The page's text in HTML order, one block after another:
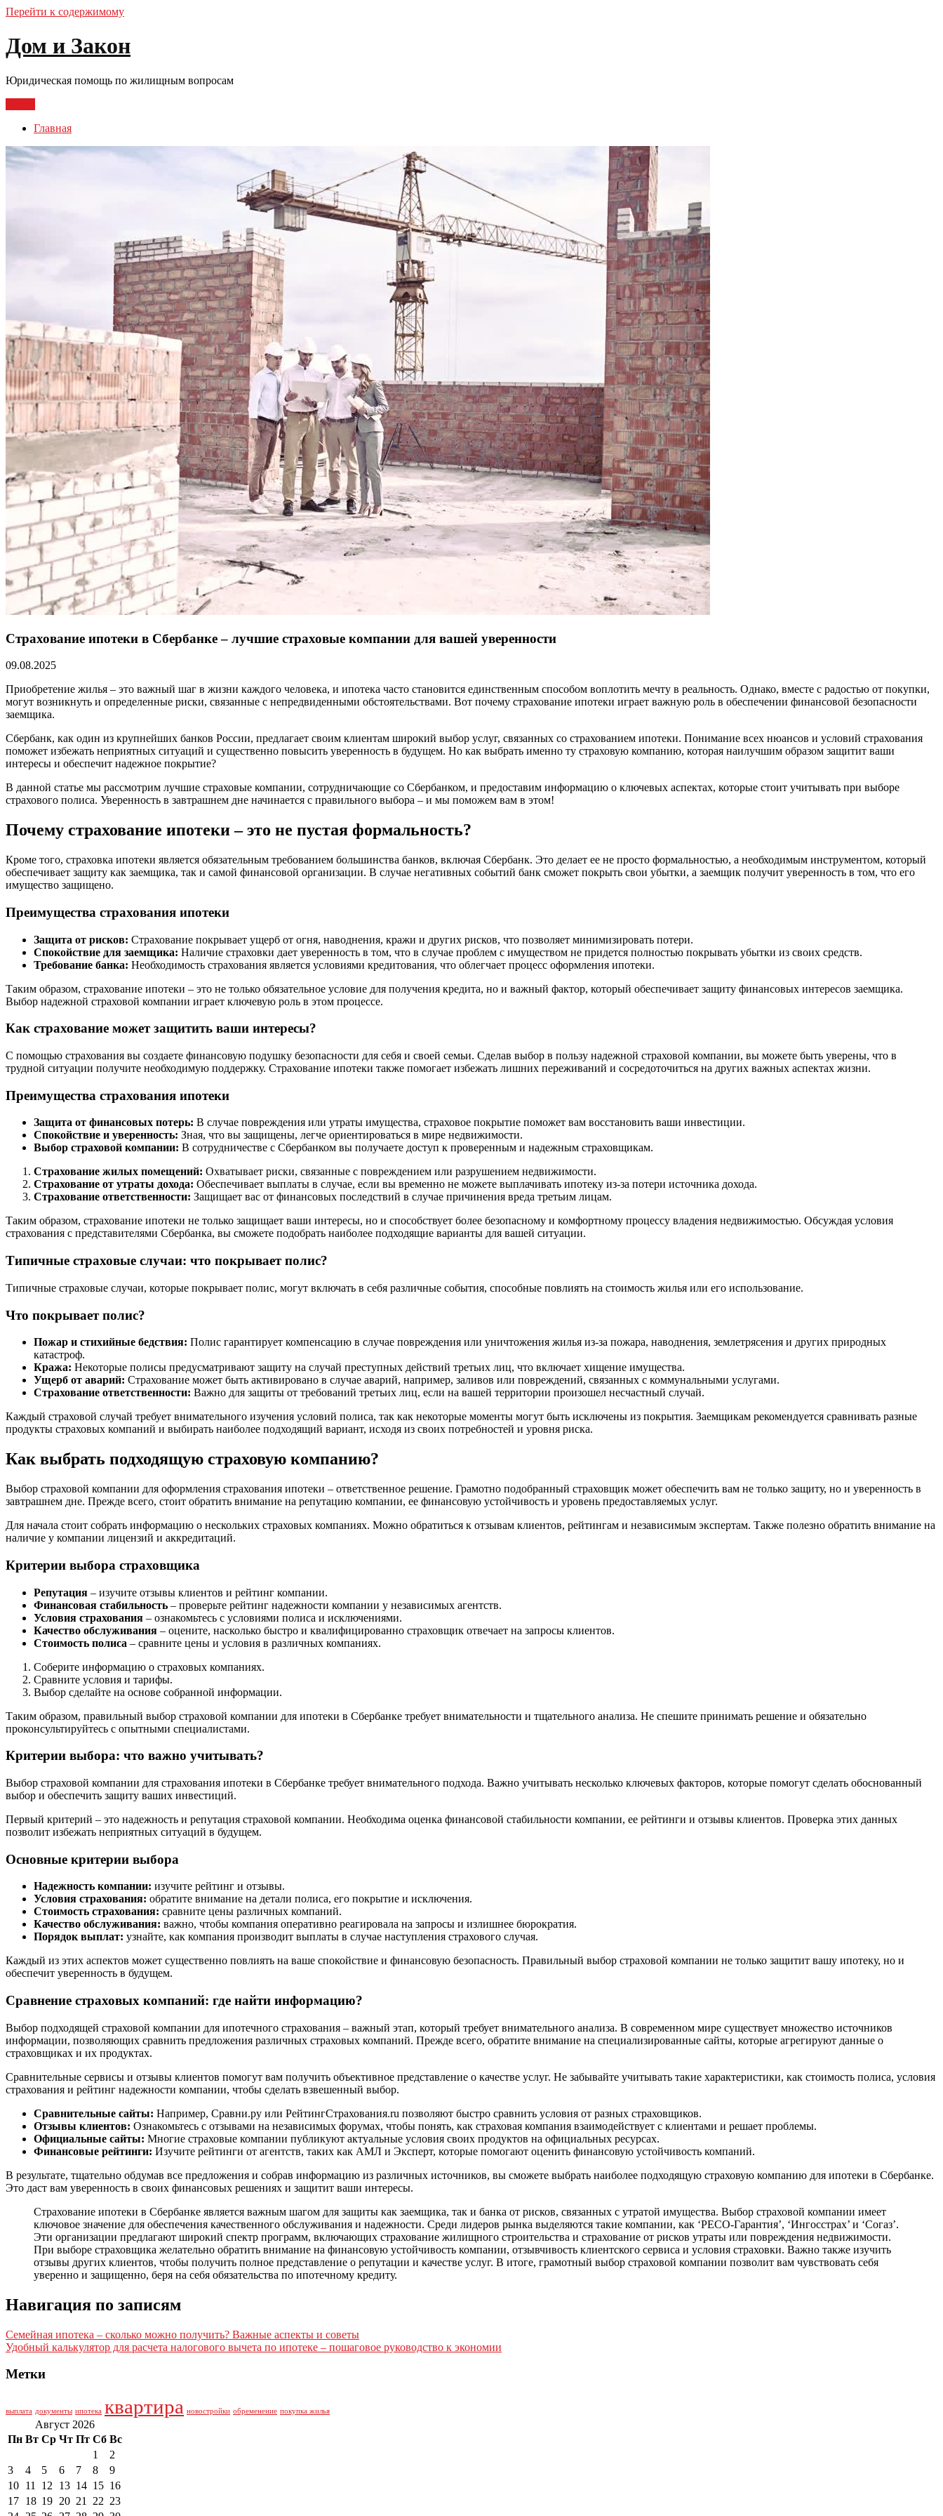
Перейти к содержимому
Дом и Закон
Юридическая помощь по жилищным вопросам
Главная
Страхование ипотеки в Сбербанке – лучшие страховые компании для вашей уверенности
09.08.2025
Приобретение жилья – это важный шаг в жизни каждого человека, и ипотека часто становится единственным способом воплотить мечту в реальность. Однако, вместе с радостью от покупки,
могут возникнуть и определенные риски, связанные с непредвиденными обстоятельствами. Вот почему страхование ипотеки играет важную роль в обеспечении финансовой безопасности
заемщика.
Сбербанк, как один из крупнейших банков России, предлагает своим клиентам широкий выбор услуг, связанных со страхованием ипотеки. Понимание всех нюансов и условий страхования
поможет избежать неприятных ситуаций и существенно повысить уверенность в будущем. Но как выбрать именно ту страховую компанию, которая наилучшим образом защитит ваши
интересы и обеспечит надежное покрытие?
В данной статье мы рассмотрим лучшие страховые компании, сотрудничающие со Сбербанком, и предоставим информацию о ключевых аспектах, которые стоит учитывать при выборе
страхового полиса. Уверенность в завтрашнем дне начинается с правильного выбора – и мы поможем вам в этом!
Почему страхование ипотеки – это не пустая формальность?
Кроме того, страховка ипотеки является обязательным требованием большинства банков, включая Сбербанк. Это делает ее не просто формальностью, а необходимым инструментом, который
обеспечивает защиту как заемщика, так и самой финансовой организации. В случае негативных событий банк сможет покрыть свои убытки, а заемщик получит уверенность в том, что его
имущество защищено.
Преимущества страхования ипотеки
Защита от рисков: Страхование покрывает ущерб от огня, наводнения, кражи и других рисков, что позволяет минимизировать потери.
Спокойствие для заемщика: Наличие страховки дает уверенность в том, что в случае проблем с имуществом не придется полностью покрывать убытки из своих средств.
Требование банка: Необходимость страхования является условиями кредитования, что облегчает процесс оформления ипотеки.
Таким образом, страхование ипотеки – это не только обязательное условие для получения кредита, но и важный фактор, который обеспечивает защиту финансовых интересов заемщика.
Выбор надежной страховой компании играет ключевую роль в этом процессе.
Как страхование может защитить ваши интересы?
С помощью страхования вы создаете финансовую подушку безопасности для себя и своей семьи. Сделав выбор в пользу надежной страховой компании, вы можете быть уверены, что в
трудной ситуации получите необходимую поддержку. Страхование ипотеки также помогает избежать лишних переживаний и сосредоточиться на других важных аспектах жизни.
Преимущества страхования ипотеки
Защита от финансовых потерь: В случае повреждения или утраты имущества, страховое покрытие поможет вам восстановить ваши инвестиции.
Спокойствие и уверенность: Зная, что вы защищены, легче ориентироваться в мире недвижимости.
Выбор страховой компании: В сотрудничестве с Сбербанком вы получаете доступ к проверенным и надежным страховщикам.
Страхование жилых помещений: Охватывает риски, связанные с повреждением или разрушением недвижимости.
Страхование от утраты дохода: Обеспечивает выплаты в случае, если вы временно не можете выплачивать ипотеку из-за потери источника дохода.
Страхование ответственности: Защищает вас от финансовых последствий в случае причинения вреда третьим лицам.
Таким образом, страхование ипотеки не только защищает ваши интересы, но и способствует более безопасному и комфортному процессу владения недвижимостью. Обсуждая условия
страхования с представителями Сбербанка, вы сможете подобрать наиболее подходящие варианты для вашей ситуации.
Типичные страховые случаи: что покрывает полис?
Типичные страховые случаи, которые покрывает полис, могут включать в себя различные события, способные повлиять на стоимость жилья или его использование.
Что покрывает полис?
Пожар и стихийные бедствия: Полис гарантирует компенсацию в случае повреждения или уничтожения жилья из-за пожара, наводнения, землетрясения и других природных
катастроф.
Кража: Некоторые полисы предусматривают защиту на случай преступных действий третьих лиц, что включает хищение имущества.
Ущерб от аварий: Страхование может быть активировано в случае аварий, например, заливов или повреждений, связанных с коммунальными услугами.
Страхование ответственности: Важно для защиты от требований третьих лиц, если на вашей территории произошел несчастный случай.
Каждый страховой случай требует внимательного изучения условий полиса, так как некоторые моменты могут быть исключены из покрытия. Заемщикам рекомендуется сравнивать разные
продукты страховых компаний и выбирать наиболее подходящий вариант, исходя из своих потребностей и уровня риска.
Как выбрать подходящую страховую компанию?
Выбор страховой компании для оформления страхования ипотеки – ответственное решение. Грамотно подобранный страховщик может обеспечить вам не только защиту, но и уверенность в
завтрашнем дне. Прежде всего, стоит обратить внимание на репутацию компании, ее финансовую устойчивость и уровень предоставляемых услуг.
Для начала стоит собрать информацию о нескольких страховых компаниях. Можно обратиться к отзывам клиентов, рейтингам и независимым экспертам. Также полезно обратить внимание на
наличие у компании лицензий и аккредитаций.
Критерии выбора страховщика
Репутация – изучите отзывы клиентов и рейтинг компании.
Финансовая стабильность – проверьте рейтинг надежности компании у независимых агентств.
Условия страхования – ознакомьтесь с условиями полиса и исключениями.
Качество обслуживания – оцените, насколько быстро и квалифицированно страховщик отвечает на запросы клиентов.
Стоимость полиса – сравните цены и условия в различных компаниях.
Соберите информацию о страховых компаниях.
Сравните условия и тарифы.
Выбор сделайте на основе собранной информации.
Таким образом, правильный выбор страховой компании для ипотеки в Сбербанке требует внимательности и тщательного анализа. Не спешите принимать решение и обязательно
проконсультируйтесь с опытными специалистами.
Критерии выбора: что важно учитывать?
Выбор страховой компании для страхования ипотеки в Сбербанке требует внимательного подхода. Важно учитывать несколько ключевых факторов, которые помогут сделать обоснованный
выбор и обеспечить защиту ваших инвестиций.
Первый критерий – это надежность и репутация страховой компании. Необходима оценка финансовой стабильности компании, ее рейтинги и отзывы клиентов. Проверка этих данных
позволит избежать неприятных ситуаций в будущем.
Основные критерии выбора
Надежность компании: изучите рейтинг и отзывы.
Условия страхования: обратите внимание на детали полиса, его покрытие и исключения.
Стоимость страхования: сравните цены различных компаний.
Качество обслуживания: важно, чтобы компания оперативно реагировала на запросы и излишнее бюрократия.
Порядок выплат: узнайте, как компания производит выплаты в случае наступления страхового случая.
Каждый из этих аспектов может существенно повлиять на ваше спокойствие и финансовую безопасность. Правильный выбор страховой компании не только защитит вашу ипотеку, но и
обеспечит уверенность в будущем.
Сравнение страховых компаний: где найти информацию?
Выбор подходящей страховой компании для ипотечного страхования – важный этап, который требует внимательного анализа. В современном мире существует множество источников
информации, позволяющих сравнить предложения различных страховых компаний. Прежде всего, обратите внимание на специализированные сайты, которые агрегируют данные о
страховщиках и их продуктах.
Сравнительные сервисы и отзывы клиентов помогут вам получить объективное представление о качестве услуг. Не забывайте учитывать такие характеристики, как стоимость полиса, условия
страхования и рейтинг надежности компании, чтобы сделать взвешенный выбор.
Сравнительные сайты: Например, Сравни.ру или РейтингСтрахования.ru позволяют быстро сравнить условия от разных страховщиков.
Отзывы клиентов: Ознакомьтесь с отзывами на независимых форумах, чтобы понять, как страховая компания взаимодействует с клиентами и решает проблемы.
Официальные сайты: Многие страховые компании публикуют актуальные условия своих продуктов на официальных ресурсах.
Финансовые рейтинги: Изучите рейтинги от агентств, таких как АМЛ и Эксперт, которые помогают оценить финансовую устойчивость компаний.
В результате, тщательно обдумав все предложения и собрав информацию из различных источников, вы сможете выбрать наиболее подходящую страховую компанию для ипотеки в Сбербанке.
Это даст вам уверенность в своих финансовых решениях и защитит ваши интересы.
Страхование ипотеки в Сбербанке является важным шагом для защиты как заемщика, так и банка от рисков, связанных с утратой имущества. Выбор страховой компании имеет
ключовое значение для обеспечения качественного обслуживания и надежности. Среди лидеров рынка выделяются такие компании, как ‘РЕСО-Гарантия’, ‘Ингосстрах’ и ‘Согаз’.
Эти организации предлагают широкий спектр программ, включающих страхование жилищного строительства и страхование от рисков утраты или повреждения недвижимости.
При выборе страховщика желательно обратить внимание на финансовую устойчивость компании, отзывчивость клиентского сервиса и условия страховки. Важно также изучить
отзывы других клиентов, чтобы получить полное представление о репутации и качестве услуг. В итоге, грамотный выбор страховой компании позволит вам чувствовать себя
уверенно и защищенно, беря на себя обязательства по ипотечному кредиту.
Навигация по записям
Семейная ипотека – сколько можно получить? Важные аспекты и советы
Удобный калькулятор для расчета налогового вычета по ипотеке – пошаговое руководство к экономии
Метки
выплата документы ипотека квартира новостройки обременение покупка жилья
Август 2026
Пн Вт Ср Чт Пт Сб Вс
1
2
3
4 5 6 7 8
9
10 11 12 13 14 15 16
17 18 19 20 21 22 23